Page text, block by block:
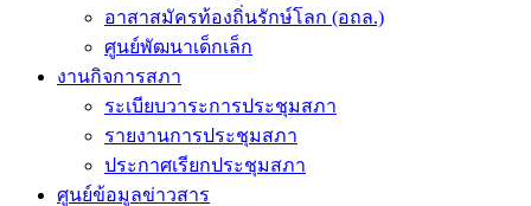
อาสาสมัครท้องถิ่นรักษ์โลก (อถล.)
ศูนย์พัฒนาเด็กเล็ก
งานกิจการสภา
ระเบียบวาระการประชุมสภา
รายงานการประชุมสภา
ประกาศเรียกประชุมสภา
ศูนย์ข้อมูลข่าวสาร